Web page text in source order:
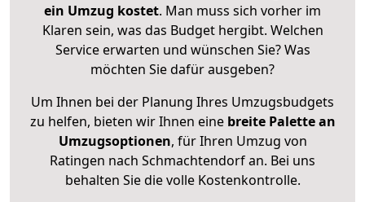
ein Umzug kostet. Man muss sich vorher im
Klaren sein, was das Budget hergibt. Welchen
Service erwarten und wünschen Sie? Was
möchten Sie dafür ausgeben?
Um Ihnen bei der Planung Ihres Umzugsbudgets
zu helfen, bieten wir Ihnen eine breite Palette an
Umzugsoptionen, für Ihren Umzug von
Ratingen nach Schmachtendorf an. Bei uns
behalten Sie die volle Kostenkontrolle.